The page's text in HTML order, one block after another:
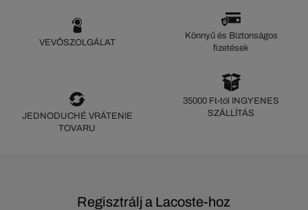
VEVŐSZOLGÁLAT
Könnyű és Biztonságos
fizetések
JEDNODUCHÉ VRÁTENIE
TOVARU
35000 Ft-tól INGYENES
SZÁLLÍTÁS
Regisztrálj a Lacoste-hoz